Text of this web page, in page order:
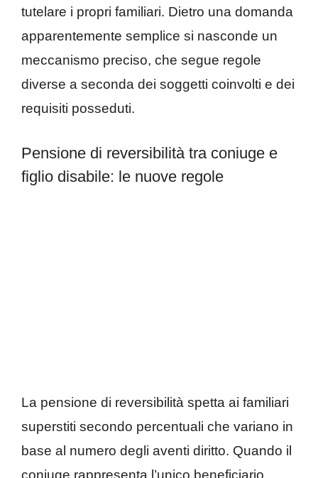
tutelare i propri familiari. Dietro una domanda
apparentemente semplice si nasconde un
meccanismo preciso, che segue regole
diverse a seconda dei soggetti coinvolti e dei
requisiti posseduti.
Pensione di reversibilità tra coniuge e
figlio disabile: le nuove regole
La pensione di reversibilità spetta ai familiari
superstiti secondo percentuali che variano in
base al numero degli aventi diritto. Quando il
coniuge rappresenta l’unico beneficiario,